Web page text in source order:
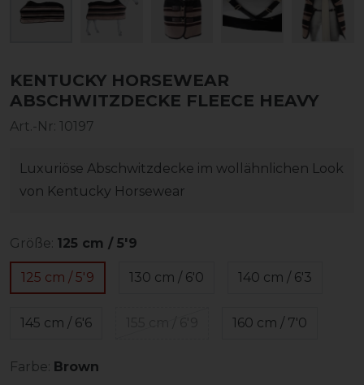
KENTUCKY HORSEWEAR
ABSCHWITZDECKE FLEECE HEAVY
Art.-Nr: 10197
Luxuriöse Abschwitzdecke im wollähnlichen Look
von Kentucky Horsewear
Größe: 125 cm / 5'9
125 cm / 5'9 130 cm / 6'0 140 cm / 6'3
145 cm / 6'6 160 cm / 7'0
Farbe: Brown